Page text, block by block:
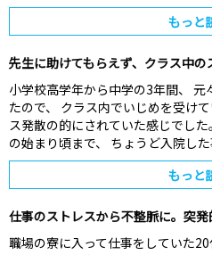
もっと
先生に助けてもらえず、クラス中
小学校高学年から中学の3年間、
たので、 クラス内でいじめを受け
ス発散の的にされていた感じでし
の始まり頃まで、 ちょうど入院し
もっと
仕事のストレスから不整脈に。突
職場の寮に入って仕事をしていた